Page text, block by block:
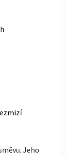
Jeho